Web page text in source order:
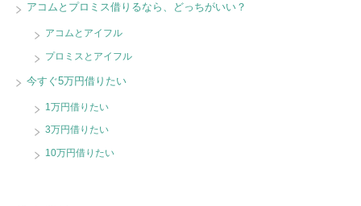
アコムとプロミス借りるなら、どっちがいい？
アコムとアイフル
プロミスとアイフル
今すぐ5万円借りたい
1万円借りたい
3万円借りたい
10万円借りたい